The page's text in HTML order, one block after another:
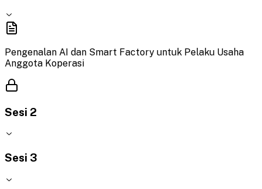
Pengenalan AI dan Smart Factory untuk Pelaku Usaha
Anggota Koperasi
Sesi 2
Sesi 3